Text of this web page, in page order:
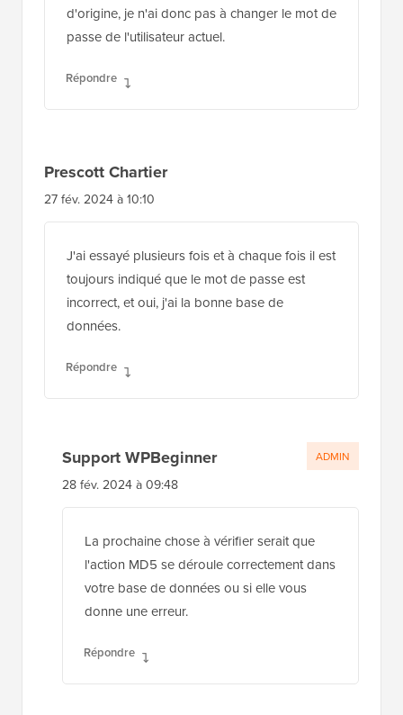
d'origine, je n'ai donc pas à changer le mot de
passe de l'utilisateur actuel.
Répondre
Prescott Chartier
27 fév. 2024 à 10:10
J'ai essayé plusieurs fois et à chaque fois il est
toujours indiqué que le mot de passe est
incorrect, et oui, j'ai la bonne base de
données.
Répondre
Support WPBeginner
28 fév. 2024 à 09:48
La prochaine chose à vérifier serait que
l'action MD5 se déroule correctement dans
votre base de données ou si elle vous
donne une erreur.
Répondre
ADMIN